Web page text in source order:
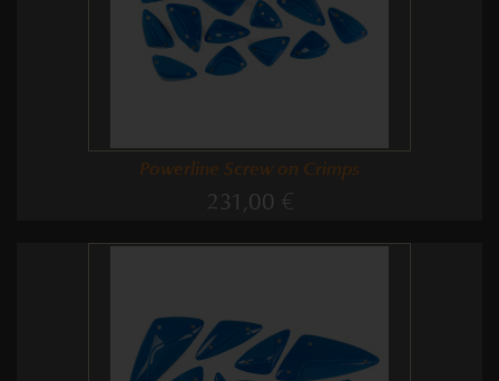
Powerline Screw on Crimps
231,00 €